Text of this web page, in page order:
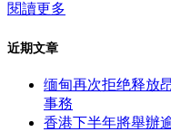
閱讀更多
近期文章
缅甸再次拒绝释放
事務
香港下半年將舉辦